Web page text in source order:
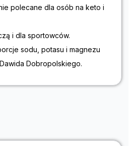
polecane dla osób na keto i
i dla sportowców.
sodu, potasu i magnezu
Dobropolskiego.